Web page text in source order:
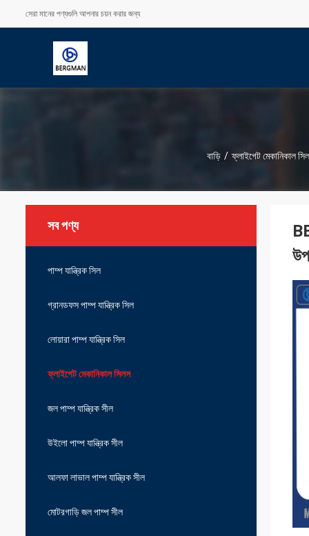
সেরা মানের পণ্যগুলি আপনার চয়ন করার জন্য
বাড়ি / ফ্লাইগেট মেকানিকাল
সব পণ্য
পাম্প যান্ত্রিক সিল
গ্রানডফস পাম্প যান্ত্রিক সিল
লোয়ারা পাম্প যান্ত্রিক সিল
ফ্লাইগেট মেকানিকাল সিলস
জল পাম্প যান্ত্রিক সীল
উইলো পাম্প যান্ত্রিক সীল
আলফা লাভাল পাম্প যান্ত্রিক সীল
মোটরগাড়ি জল পাম্প সীল